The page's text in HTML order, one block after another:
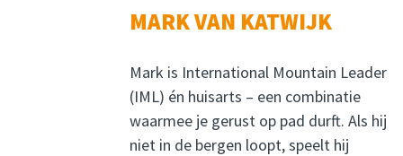
MARK VAN KATWIJK
Mark is International Mountain Leader
(IML) én huisarts – een combinatie
waarmee je gerust op pad durft. Als hij
niet in de bergen loopt, speelt hij